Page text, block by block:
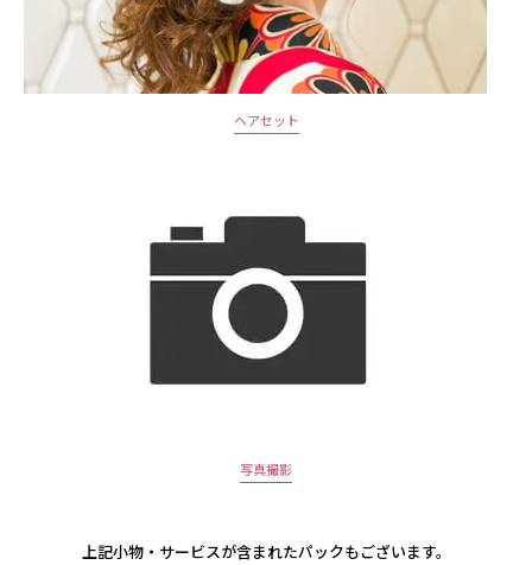
ヘアセット
写真撮影
上記小物・サービスが含まれたパックもございます。